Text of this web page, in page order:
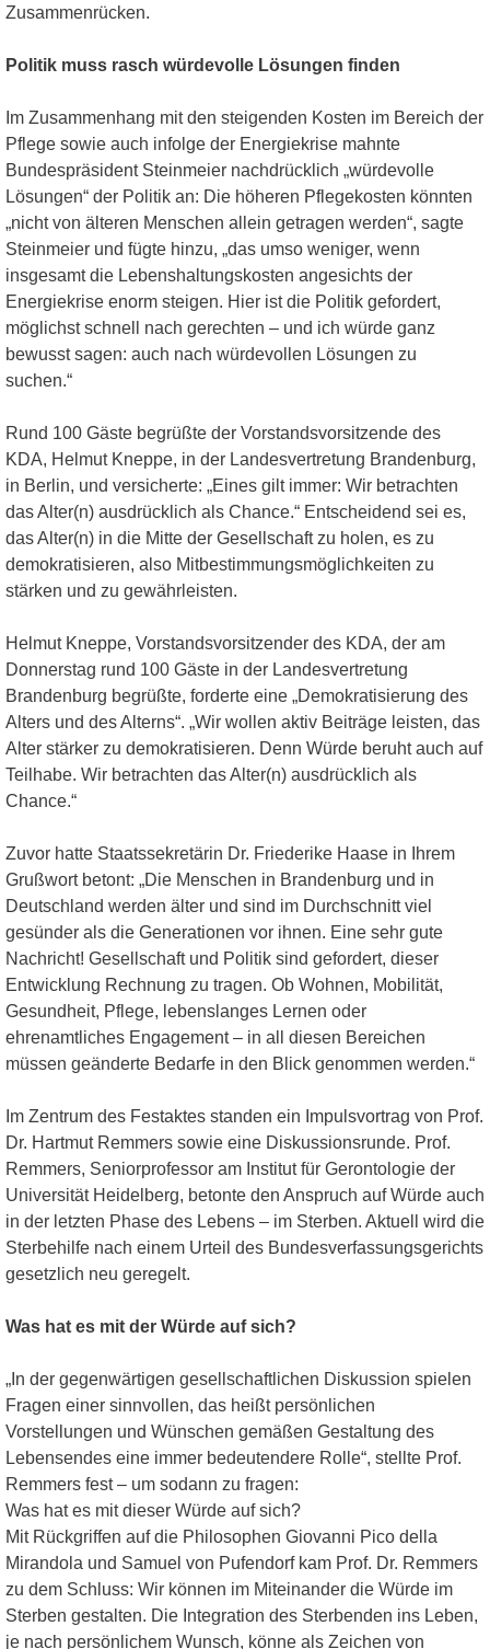
Zusammenrücken.
Politik muss rasch würdevolle Lösungen finden
Im Zusammenhang mit den steigenden Kosten im Bereich der
Pflege sowie auch infolge der Energiekrise mahnte
Bundespräsident Steinmeier nachdrücklich „würdevolle
Lösungen“ der Politik an: Die höheren Pflegekosten könnten
„nicht von älteren Menschen allein getragen werden“, sagte
Steinmeier und fügte hinzu, „das umso weniger, wenn
insgesamt die Lebenshaltungskosten angesichts der
Energiekrise enorm steigen. Hier ist die Politik gefordert,
möglichst schnell nach gerechten – und ich würde ganz
bewusst sagen: auch nach würdevollen Lösungen zu
suchen.“
Rund 100 Gäste begrüßte der Vorstandsvorsitzende des
KDA, Helmut Kneppe, in der Landesvertretung Brandenburg,
in Berlin, und versicherte: „Eines gilt immer: Wir betrachten
das Alter(n) ausdrücklich als Chance.“ Entscheidend sei es,
das Alter(n) in die Mitte der Gesellschaft zu holen, es zu
demokratisieren, also Mitbestimmungsmöglichkeiten zu
stärken und zu gewährleisten.
Helmut Kneppe, Vorstandsvorsitzender des KDA, der am
Donnerstag rund 100 Gäste in der Landesvertretung
Brandenburg begrüßte, forderte eine „Demokratisierung des
Alters und des Alterns“. „Wir wollen aktiv Beiträge leisten, das
Alter stärker zu demokratisieren. Denn Würde beruht auch auf
Teilhabe. Wir betrachten das Alter(n) ausdrücklich als
Chance.“
Zuvor hatte Staatssekretärin Dr. Friederike Haase in Ihrem
Grußwort betont: „Die Menschen in Brandenburg und in
Deutschland werden älter und sind im Durchschnitt viel
gesünder als die Generationen vor ihnen. Eine sehr gute
Nachricht! Gesellschaft und Politik sind gefordert, dieser
Entwicklung Rechnung zu tragen. Ob Wohnen, Mobilität,
Gesundheit, Pflege, lebenslanges Lernen oder
ehrenamtliches Engagement – in all diesen Bereichen
müssen geänderte Bedarfe in den Blick genommen werden.“
Im Zentrum des Festaktes standen ein Impulsvortrag von Prof.
Dr. Hartmut Remmers sowie eine Diskussionsrunde. Prof.
Remmers, Seniorprofessor am Institut für Gerontologie der
Universität Heidelberg, betonte den Anspruch auf Würde auch
in der letzten Phase des Lebens – im Sterben. Aktuell wird die
Sterbehilfe nach einem Urteil des Bundesverfassungsgerichts
gesetzlich neu geregelt.
Was hat es mit der Würde auf sich?
„In der gegenwärtigen gesellschaftlichen Diskussion spielen
Fragen einer sinnvollen, das heißt persönlichen
Vorstellungen und Wünschen gemäßen Gestaltung des
Lebensendes eine immer bedeutendere Rolle“, stellte Prof.
Remmers fest – um sodann zu fragen:
Was hat es mit dieser Würde auf sich?
Mit Rückgriffen auf die Philosophen Giovanni Pico della
Mirandola und Samuel von Pufendorf kam Prof. Dr. Remmers
zu dem Schluss: Wir können im Miteinander die Würde im
Sterben gestalten. Die Integration des Sterbenden ins Leben,
je nach persönlichem Wunsch, könne als Zeichen von